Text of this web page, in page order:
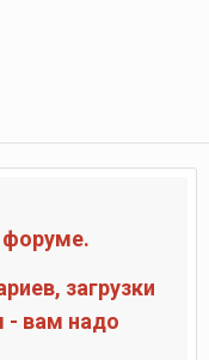
форуме.
загрузки
- вам надо